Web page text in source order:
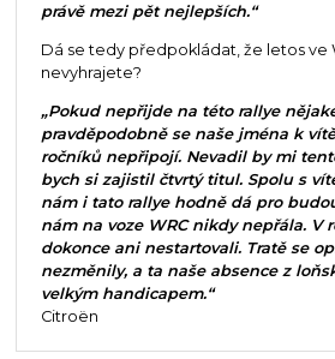
právě mezi pět nejlepších.“
Dá se tedy předpokládat, že letos ve
nevyhrajete?
„Pokud nepřijde na této rallye
pravděpodobně se naše jména k
ročníků nepřipojí. Nevadil by mi
bych si zajistil čtvrtý titul. Spolu s
nám i tato rallye hodně dá pro
nám na voze WRC nikdy nepřála. V
dokonce ani nestartovali. Tratě se
nezměnily, a ta naše absence z
velkým handicapem.“
Citroën